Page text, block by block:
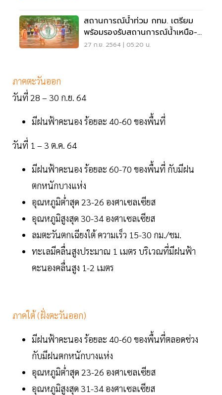
สถานการณ์น้ำท่วม กทม. เตรียม
พร้อมรองรับสถานการณ์น้ำเหนือ-
ฝนตกหนัก
27 ก.ย. 2564 | 05:20 น.
ภาคตะวันออก
วันที่ 28 – 30 ก.ย. 64
มีฝนฟ้าคะนอง ร้อยละ 40-60 ของพื้นที่
วันที่ 1 – 3 ต.ค. 64
มีฝนฟ้าคะนอง ร้อยละ 60-70 ของพื้นที่ กับมีฝน
ตกหนักบางแห่ง
อุณหภูมิต่ำสุด 23-26 องศาเซลเซียส
อุณหภูมิสูงสุด 30-34 องศาเซลเซียส
ลมตะวันตกเฉียงใต้ ความเร็ว 15-30 กม./ชม.
ทะเลมีคลื่นสูงประมาณ 1 เมตร บริเวณที่มีฝนฟ้า
คะนองคลื่นสูง 1-2 เมตร
ภาคใต้ (ฝั่งตะวันออก)
มีฝนฟ้าคะนอง ร้อยละ 40-60 ของพื้นที่ตลอดช่วง
กับมีฝนตกหนักบางแห่ง
อุณหภูมิต่ำสุด 23-26 องศาเซลเซียส
อุณหภูมิสูงสุด 31-34 องศาเซลเซียส